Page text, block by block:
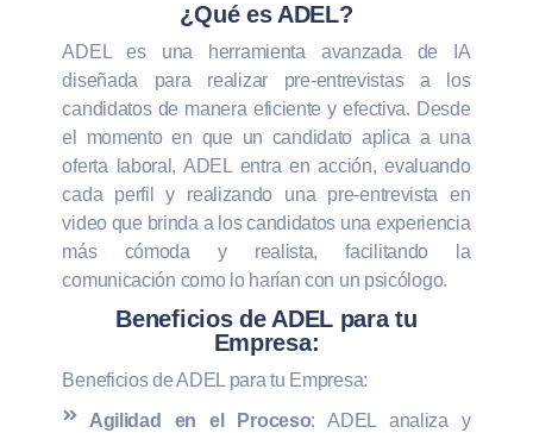
¿Qué es ADEL?
ADEL es una herramienta avanzada de IA
diseñada para realizar pre-entrevistas a los
candidatos de manera eficiente y efectiva. Desde
el momento en que un candidato aplica a una
oferta laboral, ADEL entra en acción, evaluando
cada perfil y realizando una pre-entrevista en
video que brinda a los candidatos una experiencia
más cómoda y realista, facilitando la
comunicación como lo harían con un psicólogo.
Beneficios de ADEL para tu
Empresa:
Beneficios de ADEL para tu Empresa:
Agilidad en el Proceso: ADEL analiza y